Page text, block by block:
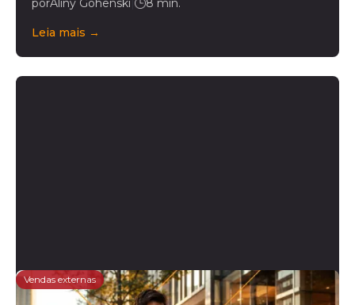
porAliny Gohenski| 8 min.
Leia mais →
Vendas externas
NR-1 e vendas externas: o que a